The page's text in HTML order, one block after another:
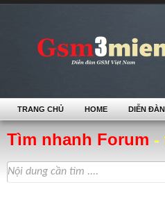
Tìm nhanh Forum -
TRANG CHỦ HOME DIỄN ĐÀN